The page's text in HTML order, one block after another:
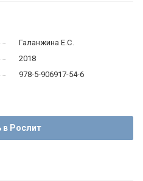
Галанжина Е.С.
2018
978-5-906917-54-6
в Рослит